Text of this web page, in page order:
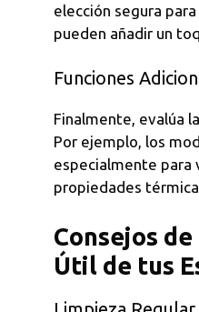
elección segura
pueden añadir un
Funciones
Finalmente, evalúa
Por ejemplo, los
especialmente para
propiedades
Consejos
Útil de tus